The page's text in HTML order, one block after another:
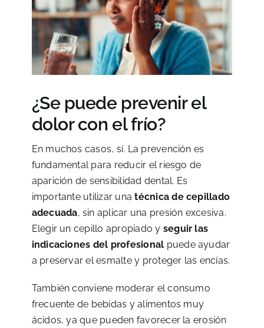
¿Se puede prevenir el
dolor con el frío?
En muchos casos, sí. La prevención es
fundamental para reducir el riesgo de
aparición de sensibilidad dental. Es
importante utilizar unatécnica de cepillado
adecuada, sin aplicar una presión excesiva.
Elegir un cepillo apropiado y seguir las
indicaciones del profesional puede ayudar
a preservar el esmalte y proteger las encías.
También conviene moderar el consumo
frecuente de bebidas y alimentos muy
ácidos, ya que pueden favorecer la erosión